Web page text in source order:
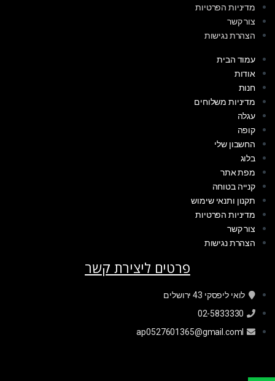
מדיניות הפרטיות
צור קשר
הצהרת נגישות
עמוד הבית
אודות
חנות
מדיניות משלוחים
עגלה
קופה
החשבון שלי
בלוג
מפת אתר
קנייה בטוחה
תקנון ותנאי שימוש
מדיניות הפרטיות
צור קשר
הצהרת נגישות
פרטים ליצירת קשר
לואי ליפסקי 43 ירושלים
02-5833330
ap0527601365@gmail.coml